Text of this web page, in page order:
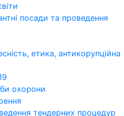
посади та проведення
етика, антикорупційна
охорони
тендерних процедур